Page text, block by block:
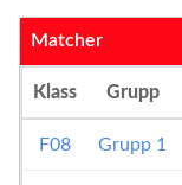
Matcher
Klass Grupp
F08 Grupp 1